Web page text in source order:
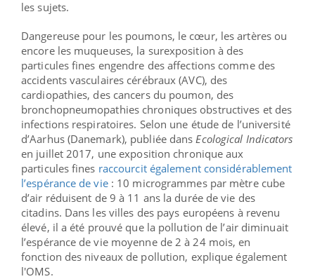
les sujets.
Dangereuse pour les poumons, le cœur, les artères ou
encore les muqueuses, la surexposition à des
particules fines engendre des affections comme des
accidents vasculaires cérébraux (AVC), des
cardiopathies, des cancers du poumon, des
bronchopneumopathies chroniques obstructives et des
infections respiratoires. Selon une étude de l’université
d’Aarhus (Danemark), publiée dans Ecological Indicators
en juillet 2017, une exposition chronique aux
particules fines raccourcit également considérablement
l’espérance de vie: 10 microgrammes par mètre cube
d’air réduisent de 9 à 11 ans la durée de vie des
citadins. Dans les villes des pays européens à revenu
élevé, il a été prouvé que la pollution de l’air diminuait
l’espérance de vie moyenne de 2 à 24 mois, en
fonction des niveaux de pollution, explique également
l'OMS.